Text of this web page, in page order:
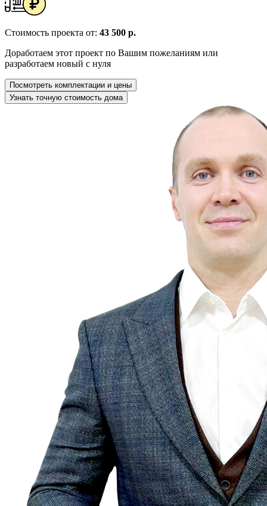
Стоимость проекта от: 43 500 р.
Доработаем этот проект по Вашим пожеланиям или
разработаем новый с нуля
Посмотреть комплектации и цены
Узнать точную стоимость дома